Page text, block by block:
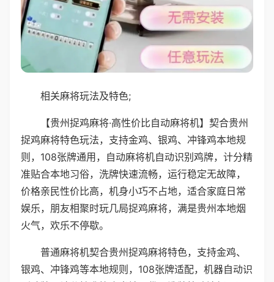
相关麻将玩法及特色;
【贵州捉鸡麻将·高性价比自动麻将机】契合贵州
捉鸡麻将特色玩法，支持金鸡、银鸡、冲锋鸡本地规
则，108张牌通用，自动麻将机自动识别鸡牌，计分精
准贴合本地习俗，洗牌快速流畅，运行稳定无故障，
价格亲民性价比高，机身小巧不占地，适合家庭日常
娱乐，朋友相聚时玩几局捉鸡麻将，满是贵州本地烟
火气，欢乐不停歇。
普通麻将机契合贵州捉鸡麻将特色，支持金鸡、
银鸡、冲锋鸡等本地规则，108张牌适配，机器自动识